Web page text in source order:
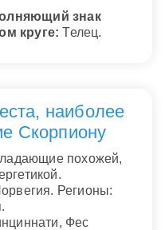
знак
круге: Телец.
наиболее
Скорпиону
похожей,
Регионы:
Фес